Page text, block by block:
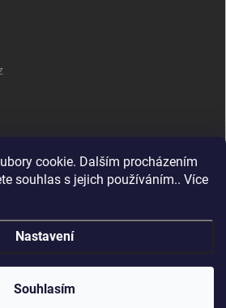
cookie. Dalším procházením
souhlas s jejich používáním.. Více
Nastavení
Souhlasím
Podmínky ochrany osobních údajů
Svět zámků. Všechna práva vyhrazena.